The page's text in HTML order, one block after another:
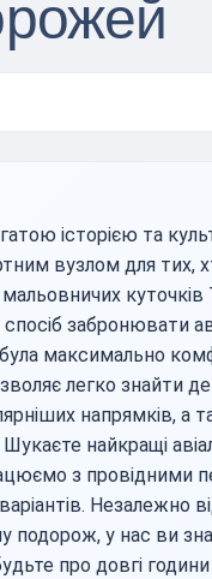
історією та
вузлом для тих,
мальовничих
забронювати
максимально
легко знайти
напрямків, а
Шукаєте найкращі
з провідними
Незалежно
подорож, у нас ви
про довгі